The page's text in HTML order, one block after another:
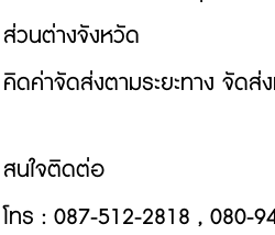
ส่วนต่างจังหวัด
คิดค่าจัดส่งตามระยะทาง จัดส่ง
สนใจติดต่อ
โทร : 087-512-2818 , 080-